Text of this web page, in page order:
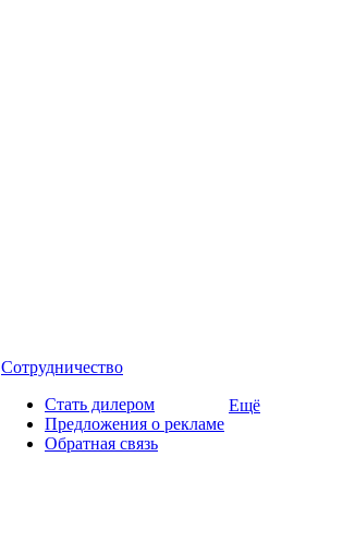
Сотрудничество
Стать дилером
Предложения о рекламе
Обратная связь
Ещё